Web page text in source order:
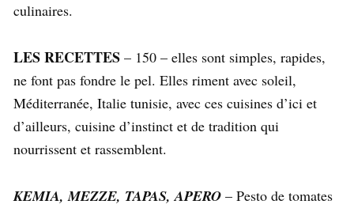
culinaires.
LES RECETTES – 150 – elles sont simples, rapides,
ne font pas fondre le pel. Elles riment avec soleil,
Méditerranée, Italie tunisie, avec ces cuisines d’ici et
d’ailleurs, cuisine d’instinct et de tradition qui
nourrissent et rassemblent.
KEMIA, MEZZE, TAPAS, APERO – Pesto de tomates